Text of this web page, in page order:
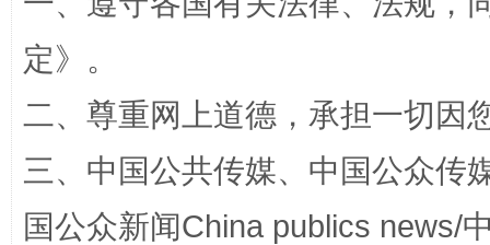
阿坝州三大球赛在茂县开幕
定》。
二、尊重网上道德，承担一切因
三、中国公共传媒、中国公众传
国公众新闻China publics news/